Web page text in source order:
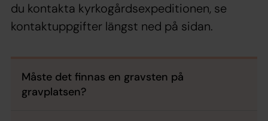
du kontakta kyrkogårdsexpeditionen, se
kontaktuppgifter längst ned på sidan.
Måste det finnas en gravsten på
gravplatsen?